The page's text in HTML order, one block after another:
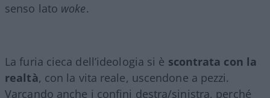
senso lato woke.
La furia cieca dell’ideologia si è scontrata con la
realtà, con la vita reale, uscendone a pezzi.
Varcando anche i confini destra/sinistra, perché